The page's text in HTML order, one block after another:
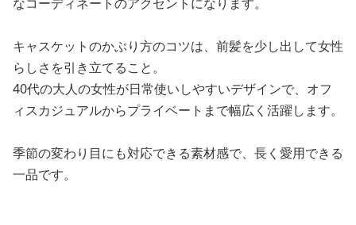
キャスケットのかぶり方のコツは、前髪を少し出して女性
らしさを引き立てること。
40代の大人の女性が日常使いしやすいデザインで、オフ
ィスカジュアルからプライベートまで幅広く活躍します。
季節の変わり目にも対応できる素材感で、長く愛用できる
一品です。